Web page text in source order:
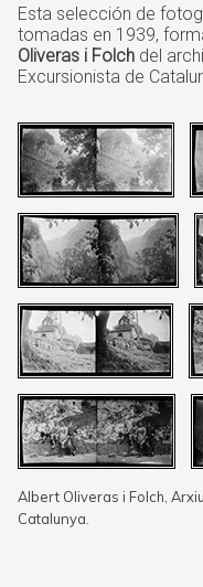
Esta selección de
tomadas en 1939,
Oliveras i Folch del
Excursionista de
Albert Oliveras i Folch,
Catalunya.